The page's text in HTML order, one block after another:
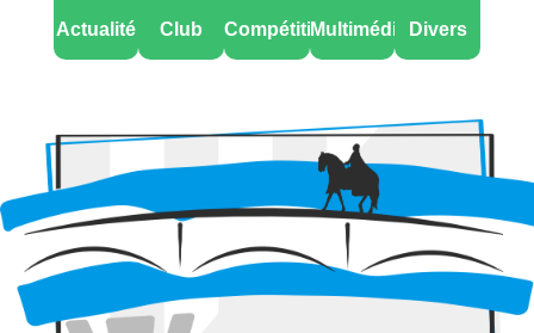
Actualité Club CompétitionsMultimédia Divers